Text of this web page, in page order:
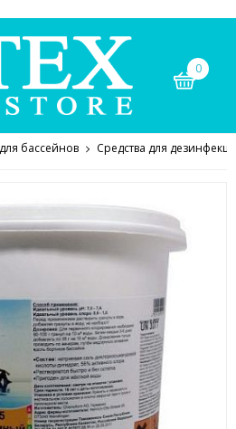
0
бассейнов Средства для